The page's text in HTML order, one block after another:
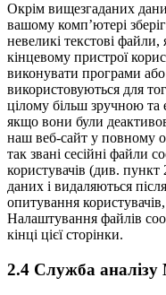
Окрім вищезгаданих
вашому комп’ютері
невеликі текстові файли,
кінцевому пристрої
виконувати програми
використовуються для
цілому більш зручною
якщо вони були
наш веб-сайт у повному
так звані сесійні файли
користувачів (див.
даних і видаляються
опитування
Налаштування файлів
кінці цієї сторінки.
2.4 Служба аналізу